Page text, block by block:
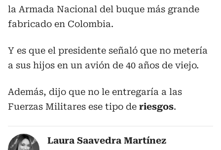
la Armada Nacional del buque más grande
fabricado en Colombia.
Y es que el presidente señaló que no metería
a sus hijos en un avión de 40 años de viejo.
Además, dijo que no le entregaría a las
Fuerzas Militares ese tipo de riesgos.
Laura Saavedra Martínez